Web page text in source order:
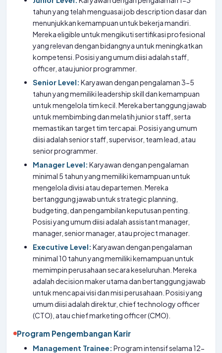
tahun yang telah menguasai job description dasar dan
menunjukkan kemampuan untuk bekerja mandiri.
Mereka eligible untuk mengikuti sertifikasi profesional
yang relevan dengan bidangnya untuk meningkatkan
kompetensi. Posisi yang umum diisi adalah staff,
officer, atau junior programmer.
Senior Level: Karyawan dengan pengalaman 3-5
tahun yang memiliki leadership skill dan kemampuan
untuk mengelola tim kecil. Mereka bertanggung jawab
untuk membimbing dan melatih junior staff, serta
memastikan target tim tercapai. Posisi yang umum
diisi adalah senior staff, supervisor, team lead, atau
senior programmer.
Manager Level: Karyawan dengan pengalaman
minimal 5 tahun yang memiliki kemampuan untuk
mengelola divisi atau departemen. Mereka
bertanggung jawab untuk strategic planning,
budgeting, dan pengambilan keputusan penting.
Posisi yang umum diisi adalah assistant manager,
manager, senior manager, atau project manager.
Executive Level: Karyawan dengan pengalaman
minimal 10 tahun yang memiliki kemampuan untuk
memimpin perusahaan secara keseluruhan. Mereka
adalah decision maker utama dan bertanggung jawab
untuk mencapai visi dan misi perusahaan. Posisi yang
umum diisi adalah direktur, chief technology officer
(CTO), atau chief marketing officer (CMO).
Program Pengembangan Karir
Management Trainee: Program intensif selama 12-